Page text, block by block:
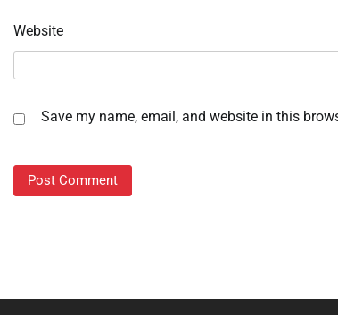
Website
Save my name, email, and website in this